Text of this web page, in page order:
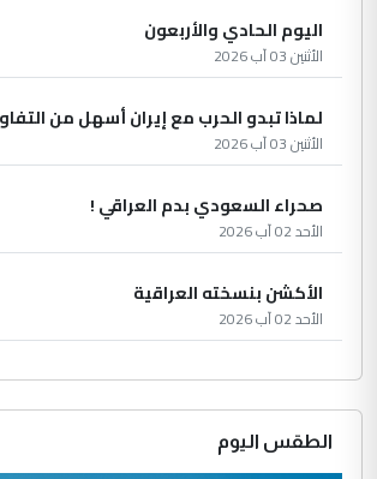
اليوم الحادي والأربعون
الأثنين 03 آب 2026
لماذا تبدو الحرب مع إيران أسهل من
الأثنين 03 آب 2026
صحراء السعودي بدم العراقي !
الأحد 02 آب 2026
الأكشن بنسخته العراقية
الأحد 02 آب 2026
الطقس اليوم